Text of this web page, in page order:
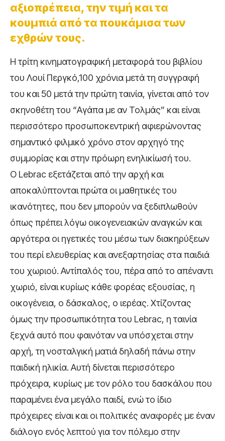
αξιοπρέπεια, την τιμή και τα
κουμπιά από τα πουκάμισα των
εχθρών τους.
Η τρίτη κινηματογραφική μεταφορά του βιβλίου
του Λουί Περγκό,100 χρόνια μετά τη συγγραφή
του και 50 μετά την πρώτη ταινία, γίνεται από τον
σκηνοθέτη του “Αγάπα με αν Τολμάς” και είναι
περισσότερο προσωποκεντρική αφιερώνοντας
σημαντικό φιλμικό χρόνο στον αρχηγό της
συμμορίας και στην πρόωρη ενηλικίωσή του.
Ο Lebrac εξετάζεται από την αρχή και
αποκαλύπτονται πρώτα οι μαθητικές του
ικανότητες, που δεν μπορούν να ξεδιπλωθούν
όπως πρέπει λόγω οικογενειακών αναγκών και
αργότερα οι ηγετικές του μέσω των διακηρύξεων
του περί ελευθερίας και ανεξαρτησίας στα παιδιά
του χωριού. Αντίπαλός του, πέρα από το απέναντι
χωριό, είναι κυρίως κάθε φορέας εξουσίας, η
οικογένεια, ο δάσκαλος, ο ιερέας. Χτίζοντας
όμως την προσωπικότητα του Lebrac, η ταινία
ξεχνά αυτό που φαινόταν να υπόσχεται στην
αρχή, τη νοσταλγική ματιά δηλαδή πάνω στην
παιδική ηλικία. Αυτή δίνεται περισσότερο
πρόχειρα, κυρίως με τον ρόλο του δασκάλου που
παραμένει ένα μεγάλο παιδί, ενώ το ίδιο
πρόχειρες είναι και οι πολιτικές αναφορές με έναν
διάλογο ενός λεπτού για τον πόλεμο στην